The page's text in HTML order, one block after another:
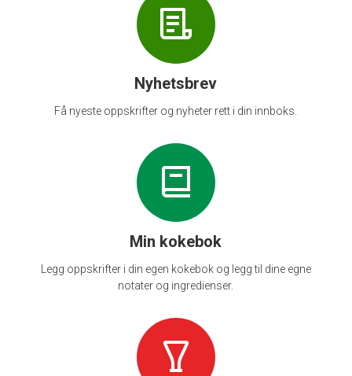
Nyhetsbrev
Få nyeste oppskrifter og nyheter rett i din innboks.
Min kokebok
Legg oppskrifter i din egen kokebok og legg til dine egne
notater og ingredienser.